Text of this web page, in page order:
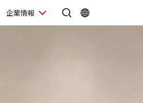
企業情報